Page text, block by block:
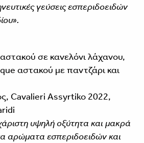
γεύσεις εσπεριδοειδών
σε κανελόνι λάχανου,
αστακού με παντζάρι και
Cavalieri Assyrtiko 2022,
υψηλή οξύτητα και μακρά
αρώματα εσπεριδοειδών και